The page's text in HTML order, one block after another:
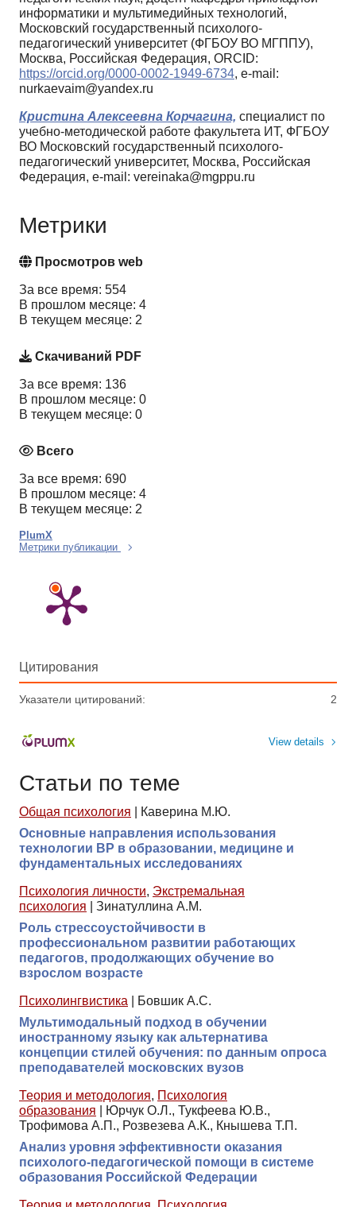
информатики и мультимедийных технологий,
Московский государственный психолого-
педагогический университет (ФГБОУ ВО МГППУ),
Москва, Российская Федерация, ORCID:
https://orcid.org/0000-0002-1949-6734, e-mail:
nurkaevaim@yandex.ru
Кристина Алексеевна Корчагина, специалист по
учебно-методической работе факультета ИТ, ФГБОУ
ВО Московский государственный психолого-
педагогический университет, Москва, Российская
Федерация, e-mail: vereinaka@mgppu.ru
Метрики
Просмотров web
За все время: 554
В прошлом месяце: 4
В текущем месяце: 2
Скачиваний PDF
За все время: 136
В прошлом месяце: 0
В текущем месяце: 0
Всего
За все время: 690
В прошлом месяце: 4
В текущем месяце: 2
PlumX
Метрики публикации
Цитирования
Указатели цитирований: 2
View details
Статьи по теме
Общая психология
Каверина М.Ю.
Основные направления использования
технологии ВР в образовании, медицине и
фундаментальных исследованиях
Психология личности, Экстремальная
психология
Зинатуллина А.М.
Роль стрессоустойчивости в
профессиональном развитии работающих
педагогов, продолжающих обучение во
взрослом возрасте
Психолингвистика
Бовшик А.С.
Мультимодальный подход в обучении
иностранному языку как альтернатива
концепции стилей обучения: по данным опроса
преподавателей московских вузов
Теория и методология, Психология
образования
Юрчук О.Л., Тукфеева Ю.В.,
Трофимова А.П., Розвезева А.К., Кнышева Т.П.
Анализ уровня эффективности оказания
психолого-педагогической помощи в системе
образования Российской Федерации